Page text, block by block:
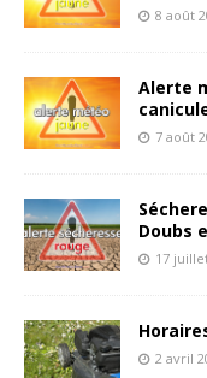
8 août
Alerte
7 août
Doubs
17
2 avril